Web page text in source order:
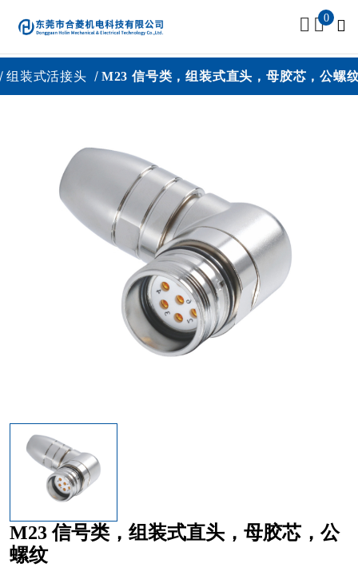
0
组装式活接头 M23 信号类，组装式直头，母胶芯，公螺
M23 信号类，组装式直头，母胶芯，公
螺纹